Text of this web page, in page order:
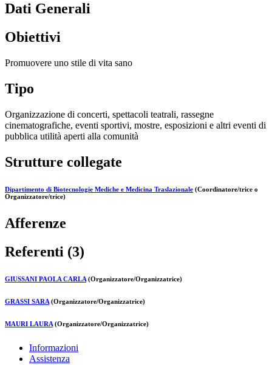
Dati Generali
Obiettivi
Promuovere uno stile di vita sano
Tipo
Organizzazione di concerti, spettacoli teatrali, rassegne
cinematografiche, eventi sportivi, mostre, esposizioni e altri eventi di
pubblica utilità aperti alla comunità
Strutture collegate
Dipartimento di Biotecnologie Mediche e Medicina Traslazionale (Coordinatore/trice o
Organizzatore/trice)
Afferenze
Referenti (3)
GIUSSANI PAOLA CARLA (Organizzatore/Organizzatrice)
GRASSI SARA (Organizzatore/Organizzatrice)
MAURI LAURA (Organizzatore/Organizzatrice)
Informazioni
Assistenza